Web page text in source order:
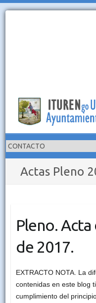
Actas Pleno
Pleno.
de 2017.
EXTRACTO NOTA. La
contenidas en este blog
cumplimiento del